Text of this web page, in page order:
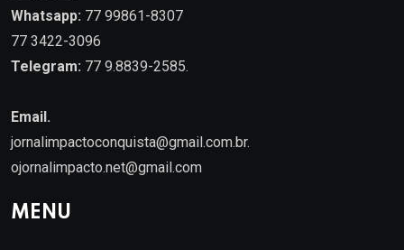
Whatsapp: 77 99861-8307
77 3422-3096
Telegram: 77 9.8839-2585.
Email.
jornalimpactoconquista@gmail.com.br.
ojornalimpacto.net@gmail.com
MENU